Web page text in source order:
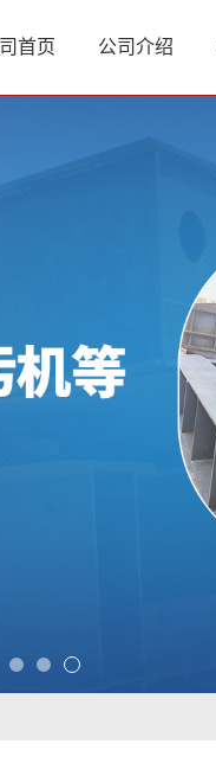
首页 公司介绍